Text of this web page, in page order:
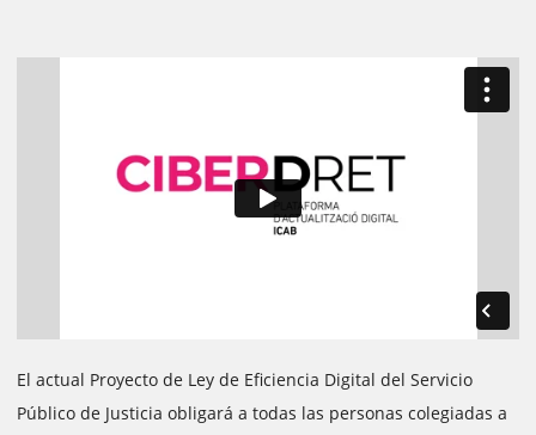
El actual Proyecto de Ley de Eficiencia Digital del Servicio
Público de Justicia obligará a todas las personas colegiadas a